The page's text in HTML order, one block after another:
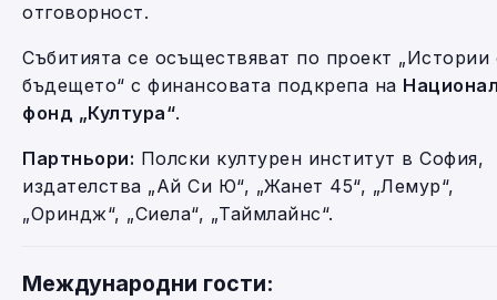
отговорност.
Събитията се осъществяват по проект „Истории
бъдещето“ с финансовата подкрепа на
фонд „Култура“.
Партньори: Полски културен институт в София,
издателства „Ай Си Ю“, „Жанет 45“, „Лемур“,
„Ориндж“, „Сиела“, „Таймлайнс“.
Международни гости: